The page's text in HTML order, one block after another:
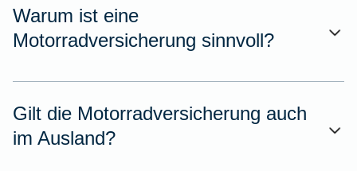
Warum ist eine
Motorradversicherung sinnvoll?
Gilt die Motorradversicherung auch
im Ausland?